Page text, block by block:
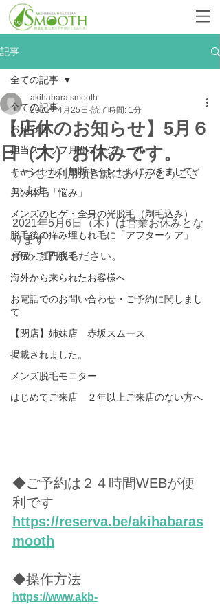
記事
全ての記事
お知らせ
担当スタッフ月間スケジュール
キャンセル・無断キャンセルにつきまして
男の体毛「悩み」
メンズのヒゲ・全身の光脱毛（剃毛込み）
脱毛後の痒み埋もれ毛に「アフターケア」
お尻・肛門脱毛
海外から来られたお客様へ
お電話でのお問い合わせ・ご予約に関しまし
て
【閉店】姉妹店 赤坂スムース
掲載されました。
メンズ脱毛モニター
はじめてご来店 ２年以上ご来店のない方へ
全ての記事
【店休のお知らせ】5月６
日（木）お休みです。
akihabara.smooth
2021年4月25日 読了時間: 1分
いつもご利用頂き誠にありがとうござ
います。
2021年5月6日（木）は営業お休みとな
ります
予めご了承ください。
◆ご予約は２４時間WEBが便
利です
https://reserva.be/akihabaras
mooth
◆操作方法
https://www.akb-